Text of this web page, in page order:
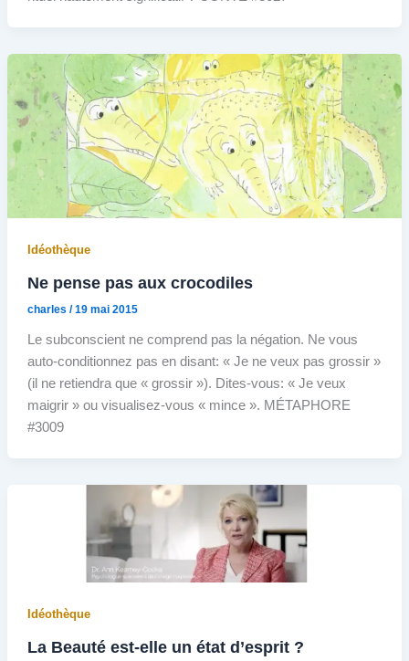
Idéothèque
Ne pense pas aux crocodiles
charles /19 mai 2015
Le subconscient ne comprend pas la négation. Ne vous
auto-conditionnez pas en disant: « Je ne veux pas grossir »
(il ne retiendra que « grossir »). Dites-vous: « Je veux
maigrir » ou visualisez-vous « mince ». MÉTAPHORE
#3009
Idéothèque
La Beauté est-elle un état d’esprit ?